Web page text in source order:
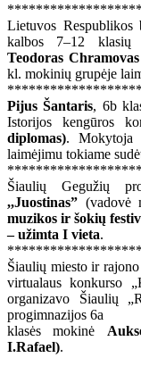
Lietuvos
kalbos 7–12
Teodoras Chramovas
kl. mokinių grupėje
Pijus Šantaris, 6b
Istorijos kengūros
diplomas). Mokytoja
laimėjimu tokiame
Šiaulių Gegužių
,,Juostinas” (vadovė
muzikos ir šokių
– užimta I vieta.
Šiaulių miesto ir
virtualaus konkurso
organizavo Šiaulių
progimnazijos 6a
klasės mokinė
I.Rafael).